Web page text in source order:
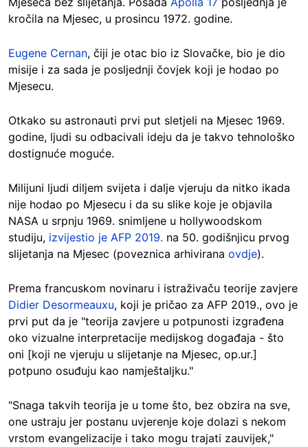
kročila na Mjesec, u prosincu 1972. godine.
Eugene Cernan, čiji je otac bio iz Slovačke, bio je dio
misije i za sada je posljednji čovjek koji je hodao po
Mjesecu.
Otkako su astronauti prvi put sletjeli na Mjesec 1969.
godine, ljudi su odbacivali ideju da je takvo tehnološko
dostignuće moguće.
Milijuni ljudi diljem svijeta i dalje vjeruju da nitko ikada
nije hodao po Mjesecu i da su slike koje je objavila
NASA u srpnju 1969. snimljene u hollywoodskom
studiju, izvijestio je AFP 2019. na 50. godišnjicu prvog
slijetanja na Mjesec (poveznica arhivirana ovdje).
Prema francuskom novinaru i istraživaču teorije zavjere
Didier Desormeauxu, koji je pričao za AFP 2019., ovo je
prvi put da je "teorija zavjere u potpunosti izgrađena
oko vizualne interpretacije medijskog događaja - što
oni [koji ne vjeruju u slijetanje na Mjesec, op.ur.]
potpuno osuđuju kao namještaljku."
"Snaga takvih teorija je u tome što, bez obzira na sve,
one ustraju jer postanu uvjerenje koje dolazi s nekom
vrstom evangelizacije i tako mogu trajati zauvijek,"